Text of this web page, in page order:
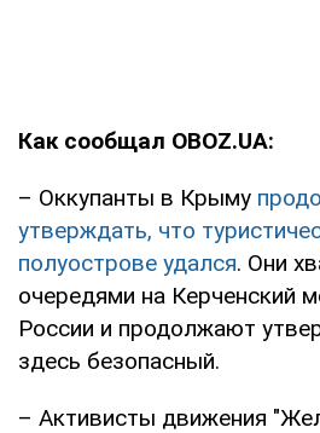
Как сообщал OBOZ.UA:
– Оккупанты в Крыму
утверждать, что
полуострове удался. Они
очередями на Керченский
России и продолжают
здесь безопасный.
– Активисты движения